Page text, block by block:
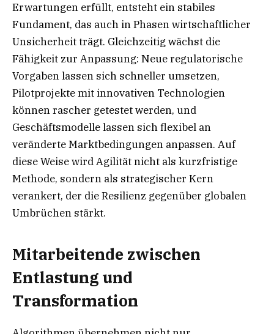
Erwartungen erfüllt, entsteht ein stabiles
Fundament, das auch in Phasen wirtschaftlicher
Unsicherheit trägt. Gleichzeitig wächst die
Fähigkeit zur Anpassung: Neue regulatorische
Vorgaben lassen sich schneller umsetzen,
Pilotprojekte mit innovativen Technologien
können rascher getestet werden, und
Geschäftsmodelle lassen sich flexibel an
veränderte Marktbedingungen anpassen. Auf
diese Weise wird Agilität nicht als kurzfristige
Methode, sondern als strategischer Kern
verankert, der die Resilienz gegenüber globalen
Umbrüchen stärkt.
Mitarbeitende zwischen
Entlastung und
Transformation